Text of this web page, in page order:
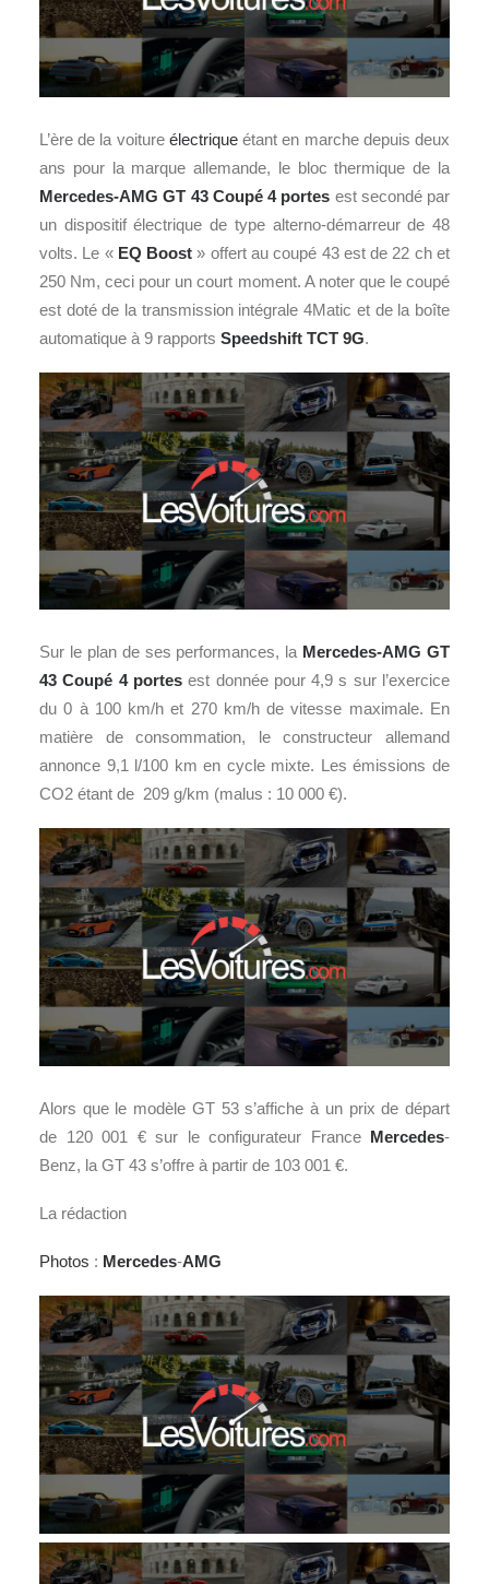
L’ère de la voiture électriqueétant en marche depuis deux
ans pour la marque allemande, le bloc thermique de la
Mercedes-AMG GT 43 Coupé 4 portes est secondé par
un dispositif électrique de type alterno-démarreur de 48
volts. Le « EQ Boost » offert au coupé 43 est de 22 ch et
250 Nm, ceci pour un court moment. A noter que le coupé
est doté de la transmission intégrale 4Matic et de la boîte
automatique à 9 rapports Speedshift TCT 9G.
Sur le plan de ses performances, la Mercedes-AMG GT
43 Coupé 4 portesest donnée pour 4,9 s sur l’exercice
du 0 à 100 km/h et 270 km/h de vitesse maximale. En
matière de consommation, le constructeur allemand
annonce 9,1 l/100 km en cycle mixte. Les émissions de
CO2 étant de 209 g/km (malus : 10 000 €).
Alors que le modèle GT 53 s’affiche à un prix de départ
de 120 001 € sur le configurateur France Mercedes-
Benz, la GT 43 s’offre à partir de 103 001 €.
La rédaction
Photos : Mercedes-AMG